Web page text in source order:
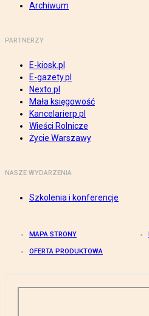
Archiwum
PARTNERZY
E-kiosk.pl
E-gazety.pl
Nexto.pl
Mała księgowość
Kancelarierp.pl
Wieści Rolnicze
Życie Warszawy
NASZE WYDARZENIA
Szkolenia i konferencje
MAPA STRONY
OFERTA PRODUKTOWA